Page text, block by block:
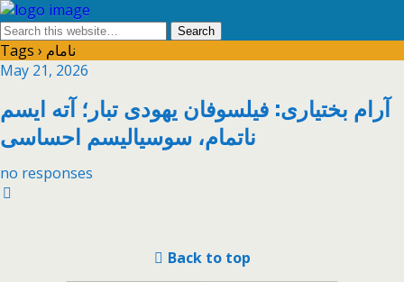
Tags › نامام
May 21, 2026
آرام بختیاری: فیلسوفان یهودی تبار؛ آته ایسم
ناتمام، سوسیالیسم احساسی
no responses
Back to top